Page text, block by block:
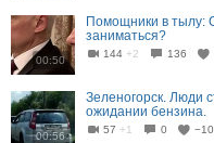
00:50
Помощники в тылу:
заниматься?
144 +2 136
00:56
Зеленогорск. Люди
ожидании бензина.
57 +1 0 −10